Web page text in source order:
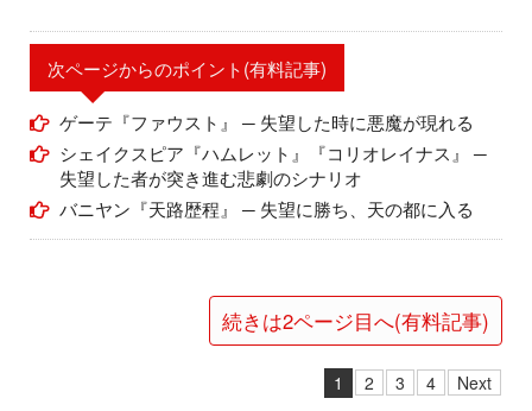
次ページからのポイント(有料記事)
ゲーテ『ファウスト』 ─ 失望した時に悪魔が現れる
シェイクスピア『ハムレット』『コリオレイナス』 ─
失望した者が突き進む悲劇のシナリオ
バニヤン『天路歴程』 ─ 失望に勝ち、天の都に入る
続きは2ページ目へ(有料記事)
1 2 3 4 Next